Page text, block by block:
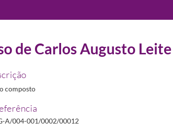
Nacional dos Farmacêuticos 1935/1973-04-06
de Carlos Augusto
composto
A/004-001/0002/00012